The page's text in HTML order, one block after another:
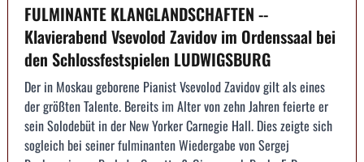
FULMINANTE KLANGLANDSCHAFTEN --
Klavierabend Vsevolod Zavidov im Ordenssaal bei
den Schlossfestspielen LUDWIGSBURG
Der in Moskau geborene Pianist Vsevolod Zavidov gilt als eines
der größten Talente. Bereits im Alter von zehn Jahren feierte er
sein Solodebüt in der New Yorker Carnegie Hall. Dies zeigte sich
sogleich bei seiner fulminanten Wiedergabe von Sergej